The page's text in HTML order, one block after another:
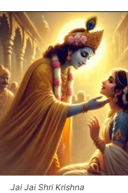
Jai Jai Shri Krishna